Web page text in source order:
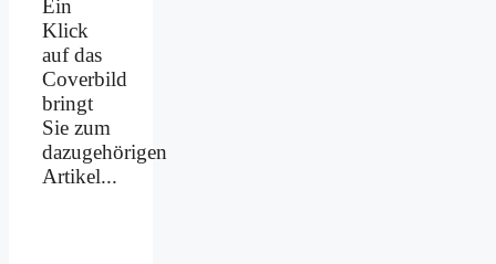
Ein
Klick
auf das
Coverbild
bringt
Sie zum
dazugehörigen
Artikel...